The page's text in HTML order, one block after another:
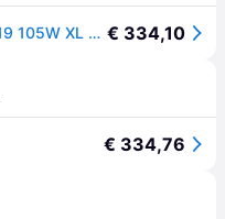
Nokian Hakka Black 3 ( 235/55 R19 105W XL SilentDrive ) € 334,10
€ 334,76